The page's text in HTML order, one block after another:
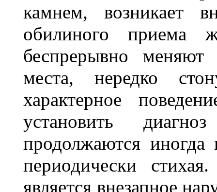
камнем, возникает
обилиного приема
беспрерывно
места, нередко
характерное
установить
продолжаются иногда
периодически
является внезапное